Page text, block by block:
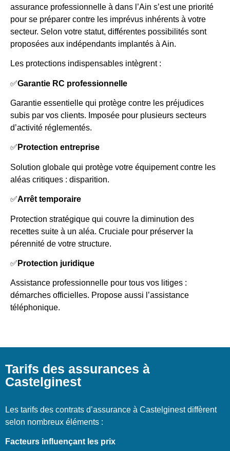
assurance professionnelle à dans l’Ain s’est une priorité
pour se préparer contre les imprévus inhérents à votre
secteur. Selon votre statut, différentes possibilités sont
proposées aux indépendants implantés à Ain.
Les protections indispensables intègrent :
✅Garantie RC professionnelle
Garantie essentielle qui protège contre les préjudices
subis par vos clients. Imposée pour plusieurs secteurs
d’activité réglementés.
✅ Protection entreprise
Solution globale qui protège votre équipement contre les
aléas critiques : disparition.
✅Arrêt temporaire
Protection stratégique qui couvre la diminution des
recettes suite à un aléa. Cruciale pour préserver la
pérennité de votre structure.
✅ Protection juridique
Assistance professionnelle pour tous vos litiges :
démarches officielles. Propose aussi l’assistance
téléphonique.
Tarifs des assurances à
Castelginest
Les tarifs des contrats d’assurance à Castelginest diffèrent
selon nombreux éléments :
Facteurs influençant les prix